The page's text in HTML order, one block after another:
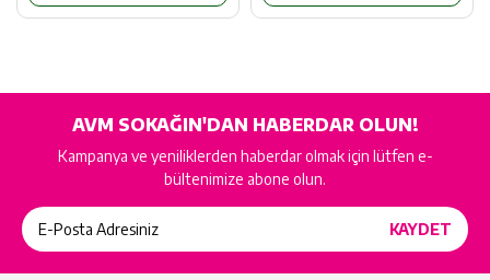
AVM SOKAĞIN'DAN HABERDAR OLUN!
Kampanya ve yeniliklerden haberdar olmak için lütfen e-
bültenimize abone olun.